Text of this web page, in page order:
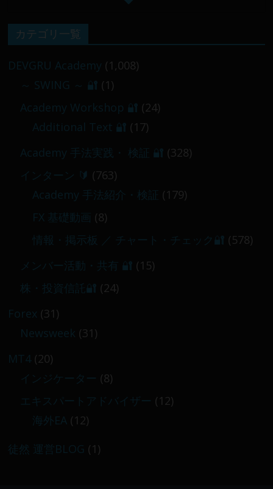
2026-02-09
2026-03-06
カテゴリ一覧
DEVGRU Academy (1,008)
～ SWING ～ 🔐 (1)
Academy Workshop 🔐 (24)
Additional Text 🔐 (17)
Academy 手法実践・ 検証 🔐 (328)
インターン 🔰 (763)
Academy 手法紹介・検証 (179)
FX 基礎動画 (8)
情報・掲示板 ／ チャート・チェック🔐 (578)
メンバー活動・共有 🔐 (15)
株・投資信託🔐 (24)
Forex (31)
Newsweek (31)
MT4(20)
インジケーター (8)
エキスパートアドバイザー (12)
海外EA (12)
徒然 運営BLOG (1)